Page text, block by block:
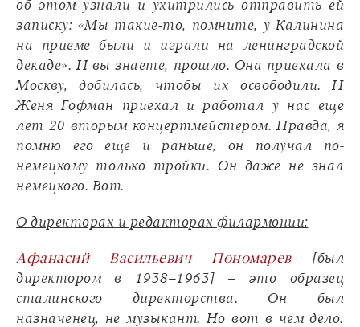
об этом узнали и ухитрились отправить ей
записку: «Мы такие-то, помните, у Калинина
на приеме были и играли на ленинградской
декаде». И вы знаете, прошло. Она приехала в
Москву, добилась, чтобы их освободили. И
Женя Гофман приехал и работал у нас еще
лет 20 вторым концертмейстером. Правда, я
помню его еще и раньше, он получал по-
немецкому только тройки. Он даже не знал
немецкого. Вот.
О директорах и редакторах филармонии:
Афанасий Васильевич Пономарев[был
директором в 1938–1963] – это образец
сталинского директорства. Он был
назначенец, не музыкант. Но вот в чем дело.